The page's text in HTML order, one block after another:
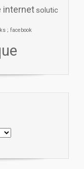
internet solutic
; facebook